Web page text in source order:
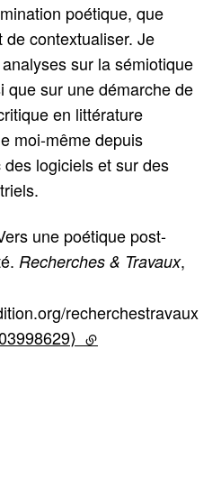
poétique, que
de contextualiser. Je
sur la sémiotique
que sur une démarche de
en littérature
moi-même depuis
logiciels et sur des
une poétique post-
Recherches & Travaux,
recherchestravaux
(lien externe)